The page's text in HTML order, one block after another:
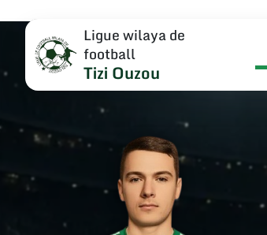
Ligue wilaya de
football
Tizi Ouzou